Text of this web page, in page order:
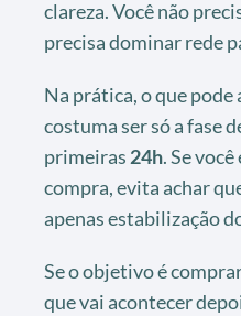
clareza. Você não
precisa dominar rede
Na prática, o que pode
costuma ser só a fase
primeiras 24h. Se
compra, evita achar
apenas estabilização
Se o objetivo é
que vai acontecer